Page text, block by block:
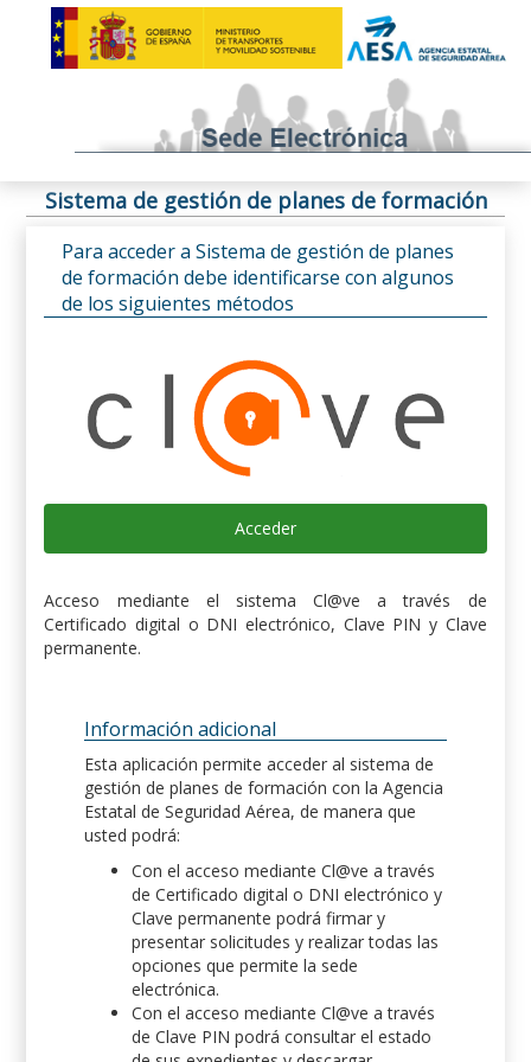
Sistema de gestión de planes de formación
Para acceder a Sistema de gestión de planes
de formación debe identificarse con algunos
de los siguientes métodos
Acceder
Acceso mediante el sistema Cl@ve a través de
Certificado digital o DNI electrónico, Clave PIN y Clave
permanente.
Información adicional
Esta aplicación permite acceder al sistema de
gestión de planes de formación con la Agencia
Estatal de Seguridad Aérea, de manera que
usted podrá:
Con el acceso mediante Cl@ve a través
de Certificado digital o DNI electrónico y
Clave permanente podrá firmar y
presentar solicitudes y realizar todas las
opciones que permite la sede
electrónica.
Con el acceso mediante Cl@ve a través
de Clave PIN podrá consultar el estado